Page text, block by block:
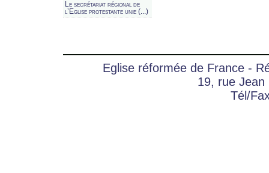
Le secrétariat régional de
l’Eglise protestante unie (...)
Eglise réformée de France -
19, rue Jean
Tél/